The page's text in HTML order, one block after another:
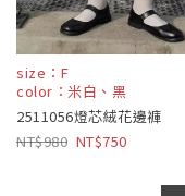
size：F
color：米白、黑
2511056燈芯絨花邊褲
980
750